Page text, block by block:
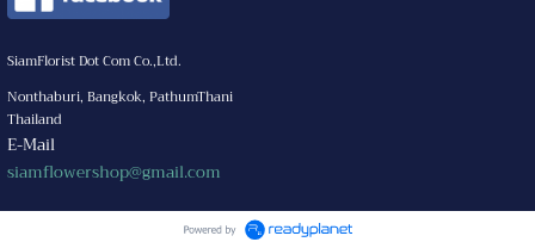
SiamFlorist Dot Com Co.,Ltd.
Nonthaburi, Bangkok, PathumThani
Thailand
E-Mail
siamflowershop@gmail.com